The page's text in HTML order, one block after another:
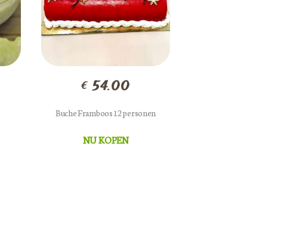
€54.00
Buche Framboos 12 personen
NU KOPEN